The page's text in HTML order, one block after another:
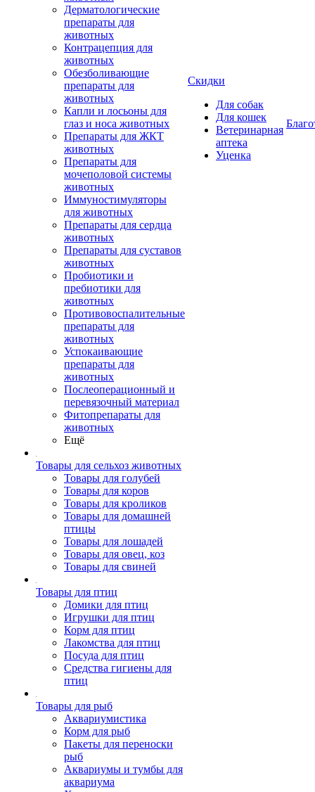
Дерматологические
препараты для
животных
Контрацепция для
животных
Обезболивающие
препараты для
животных
Капли и лосьоны для
глаз и носа животных
Препараты для ЖКТ
животных
Препараты для
мочеполовой системы
животных
Иммуностимуляторы
для животных
Препараты для сердца
животных
Препараты для суставов
животных
Пробиотики и
пребиотики для
животных
Противовоспалительные
препараты для
животных
Успокаивающие
препараты для
животных
Послеоперационный и
перевязочный материал
Фитопрепараты для
животных
Ещё
Товары для сельхоз животных
Товары для голубей
Товары для коров
Товары для кроликов
Товары для домашней
птицы
Товары для лошадей
Товары для овец, коз
Товары для свиней
Товары для птиц
Домики для птиц
Игрушки для птиц
Корм для птиц
Лакомства для птиц
Посуда для птиц
Средства гигиены для
птиц
Товары для рыб
Аквариумистика
Корм для рыб
Пакеты для переноски
рыб
Аквариумы и тумбы для
аквариума
Скидки
Для собак
Для кошек
Ветеринарная
аптека
Уценка